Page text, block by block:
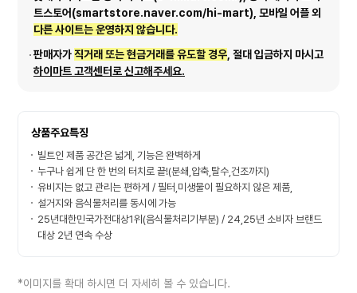
트스토어(smartstore.naver.com/hi-mart), 모바일 어플 외
다른 사이트는 운영하지 않습니다.
판매자가직거래 또는 현금거래를 유도할 경우, 절대 입금하지 마시고
하이마트 고객센터로 신고해주세요.
상품주요특징
빌트인 제품 공간은 넓게, 기능은 완벽하게
누구나 쉽게 단 한 번의 터치로 끝!(분쇄,압축,탈수,건조까지)
유비지는 없고 관리는 편하게 / 필터,미생물이 필요하지 않은 제품,
설거지와 음식물처리를 동시에 가능
25년대한민국가전대상1위(음식물처리기부분) / 24,25년 소비자 브랜드
대상 2년 연속 수상
*이미지를 확대 하시면 더 자세히 볼 수 있습니다.